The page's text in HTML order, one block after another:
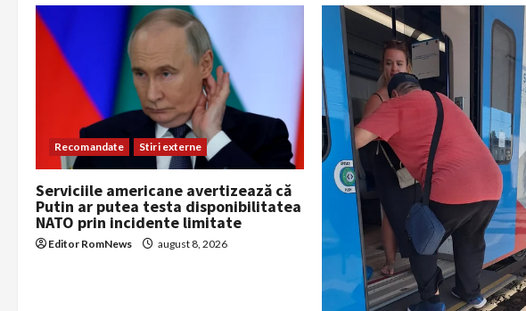
Recomandate Stiri externe
Serviciile americane avertizează că
Putin ar putea testa disponibilitatea
NATO prin incidente limitate
Editor RomNews august 8, 2026